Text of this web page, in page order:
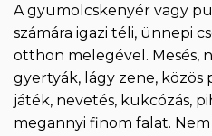
A gyümölcskenyér vagy
számára igazi téli, ünnepi
otthon melegével. Mesés,
gyertyák, lágy zene, közös
játék, nevetés, kukcózás,
megannyi finom falat.